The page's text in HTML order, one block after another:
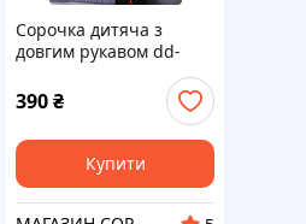
Сорочка дитяча з
довгим рукавом dd-
0002 Lagard фіолетова
класична в смужку для
школярів
390₴
Купити